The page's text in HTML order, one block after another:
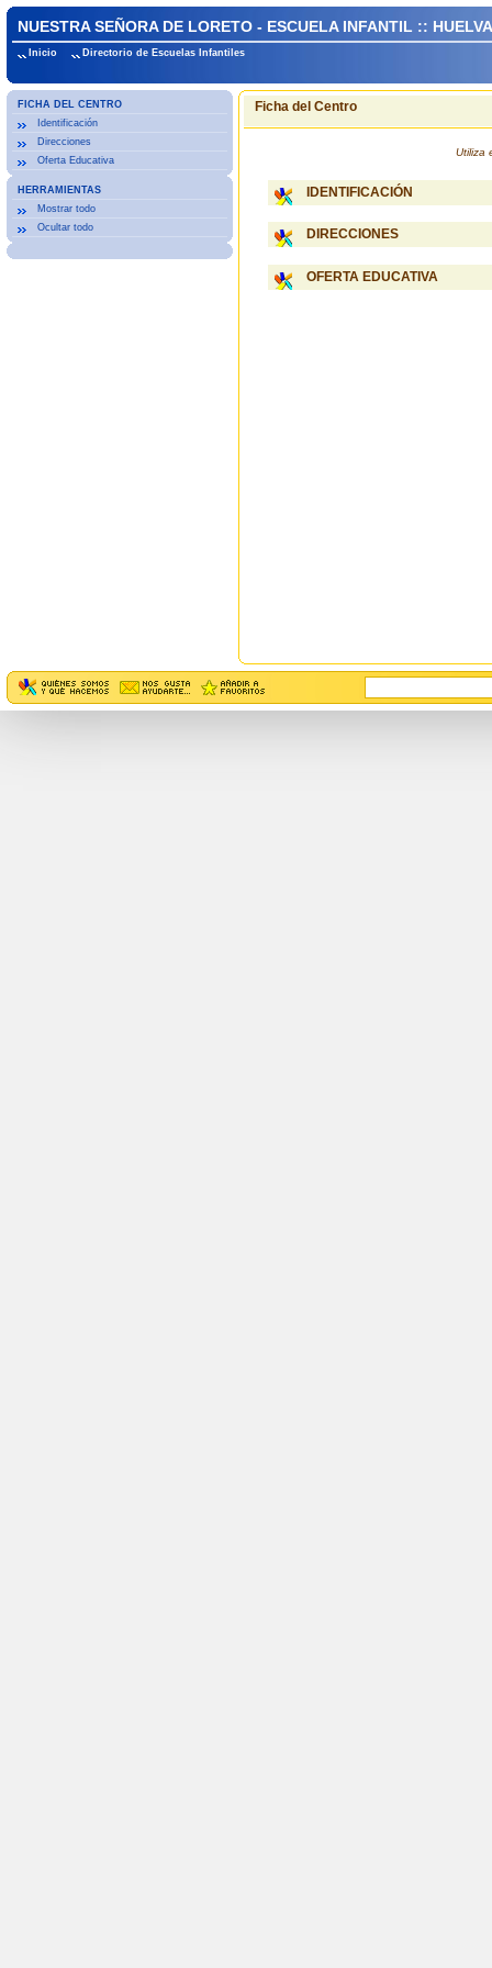
NUESTRA SEÑORA DE LORETO - ESCUELA INFANTIL :: HUELVA
Inicio Directorio de Escuelas Infantiles
FICHA DEL CENTRO
Identificación
Direcciones
Oferta Educativa
HERRAMIENTAS
Mostrar todo
Ocultar todo
Ficha del Centro
Utiliza
IDENTIFICACIÓN
DIRECCIONES
OFERTA EDUCATIVA